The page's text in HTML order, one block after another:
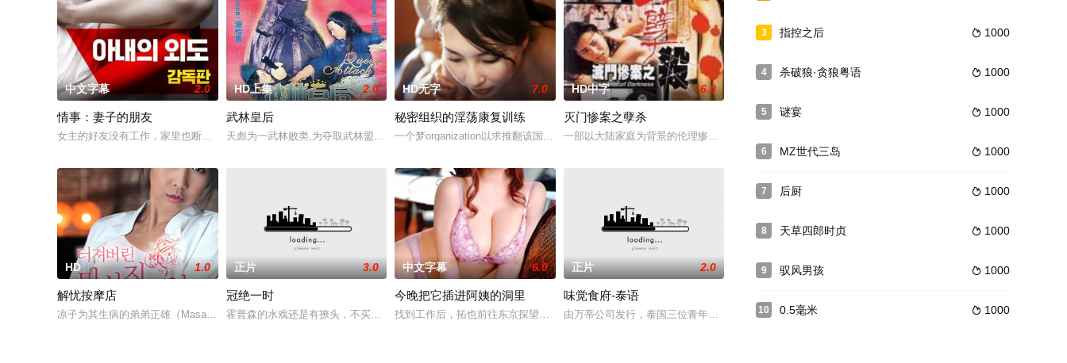
中文字幕 2.0
情事：妻子的朋友
女主的好友没有工作，家里也断电断水了，只能寄宿在女主家里，两个性感漂亮的女人住在家里，乐坏了女主的老公，借着女主出差的机会，更是跟女主的
HD上集 2.0
武林皇后
天彪为一武林败类,为夺取武林盟主之位不用其极,而展云为一侠士, 为阻止正林陷入邪魔之手,故与行天彪为敌...
HD无字 7.0
秘密组织的淫荡康复训练
一个梦organization以求推翻该国的恐怖组织。 忽略组织中禁忌约会的规则 一名妇女与同志有染。 被惩罚强奸后 他们用自己的双手夺
HD中字 6.0
灭门惨案之孽杀
一部以大陆家庭为背景的伦理惨剧，麦惠芳(钟淑慧)虽是生长在一健全的家庭内，但她的家人却全都不当她是
HD 1.0
解忧按摩店
凉子为其生病的弟弟正雄（Masao）的医疗费和回租寻找工作。我对Masao撒谎做了医疗工作，但Ryoko实际上去了一家名为男性按摩店的按
正片 3.0
冠绝一时
霍普森的水戏还是有撩头，不买账的话，brazzers的劈叉又露骨！无论安吉拉的车戏肉博，还是其床笫交媾，都很起火，个人感觉有魅和力！
中文字幕 6.0
今晚把它插进阿姨的洞里
找到工作后，拓也前往东京探望姑姑，接受培训。他曾经仰慕的姑姑依然美艳动人，拓也一边自慰，一边幻想与她发生性关系。姑姑偷偷观察着他
正片 2.0
味觉食府-泰语
由万蒂公司发行，泰国三位青年导演共同导演的一部电影。影片讲述的是两个泰国饮食界的家族企业对于泰国
3  1000
指控之后
4  1000
杀破狼·贪狼粤语
5  1000
谜宴
6  1000
MZ世代三岛
7  1000
后厨
8  1000
天草四郎时贞
9  1000
驭风男孩
10  1000
0.5毫米